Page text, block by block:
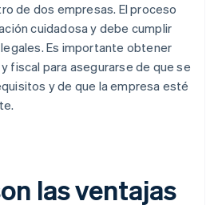
de dos empresas. El proceso
cuidadosa y debe cumplir
Es importante obtener
fiscal para asegurarse de que se
y de que la empresa esté
las ventajas